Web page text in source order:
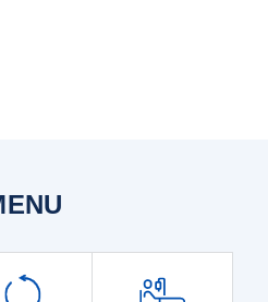
師と連携してチーム医療
つのサブチームで構成さ
チーム 痛みや吐き気な